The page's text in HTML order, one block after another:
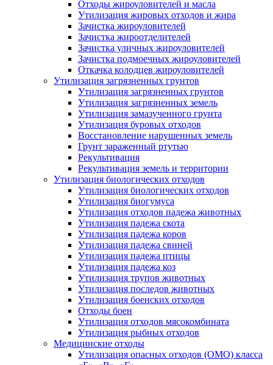
Отходы жироуловителей и масла
Утилизация жировых отходов и жира
Зачистка жироуловителей
Зачистка жироотделителей
Зачистка уличных жироуловителей
Зачистка подмоечных жироуловителей
Откачка колодцев жироуловителей
Утилизация загрязненных грунтов
Утилизация загрязненных грунтов
Утилизация загрязненных земель
Утилизация замазученного грунта
Утилизация буровых отходов
Восстановление нарушенных земель
Грунт зараженный ртутью
Рекультивация
Рекультивация земель и территории
Утилизация биологических отходов
Утилизация биологических отходов
Утилизация биогумуса
Утилизация отходов падежа животных
Утилизация падежа скота
Утилизация падежа коров
Утилизация падежа свиней
Утилизация падежа птицы
Утилизация падежа коз
Утилизация трупов животных
Утилизация последов животных
Утилизация боенских отходов
Отходы боен
Утилизация отходов мясокомбината
Утилизация рыбных отходов
Медицинские отходы
Утилизация опасных отходов (ОМО) класса